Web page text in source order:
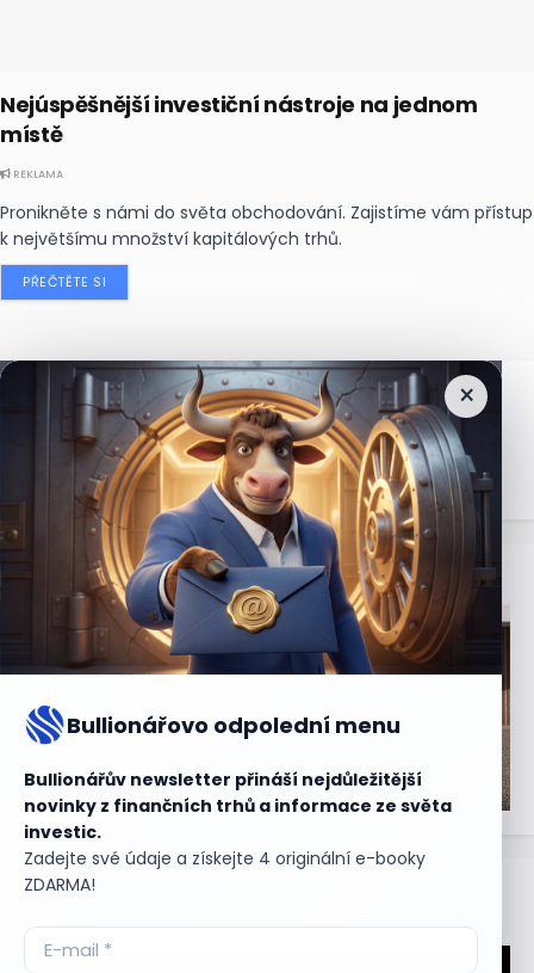
Nejúspěšnější investiční nástroje na jednom
místě
REKLAMA
Pronikněte s námi do světa obchodování. Zajistíme vám přístup
k největšímu množství kapitálových trhů.
PŘEČTĚTE SI
×
Bullionářovo odpolední menu
Bullionářův newsletter přináší nejdůležitější
novinky z finančních trhů a informace ze světa
investic.
Zadejte své údaje a získejte 4 originální e-booky
ZDARMA!
Nejčtenějšízprávy
Aktuální